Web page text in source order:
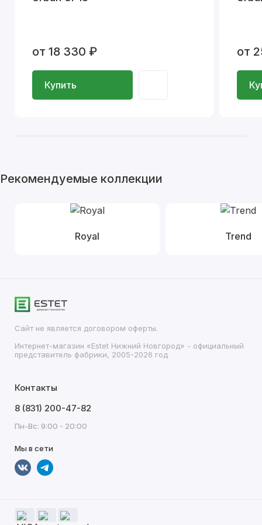
от 18 330 ₽
Купить
от
Рекомендуемые коллекции
Royal Trend
Сайт не является договором оферты.
Интернет-магазин «Estet Нижний Новгород» - официальный
представитель фабрики, 2005-2026 год
Контакты
8 (831) 200-47-82
Пн-Вс: 9:00 - 20:00
Мы в сети